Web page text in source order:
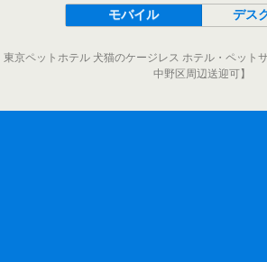
モバイル デス
東京ペットホテル 犬猫のケージレス ホテル・ペット
中野区周辺送迎可】